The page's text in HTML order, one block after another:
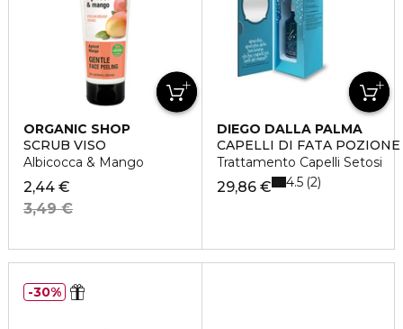
ORGANIC SHOP
SCRUB VISO
Albicocca & Mango
2,44 €
3,49 €
DIEGO DALLA PALMA
CAPELLI DI FATA
Trattamento Capelli Setosi
29,86 € 4.5 2
30%